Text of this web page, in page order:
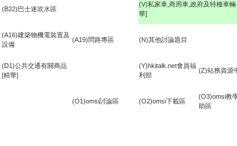
(B22)巴士迷吹水區
(V)私家車,商用車,政府及特種車輛
華]
(A16)建築物機電裝置及
設備
(A19)問路專區 (N)其他討論題目
(D1)公共交通有關商品
[精華]
(Y)hkitalk.net會員福
利部
(Z)站務資源
(O1)omsi討論區 (O2)omsi下載區
(O3)omsi教
助區